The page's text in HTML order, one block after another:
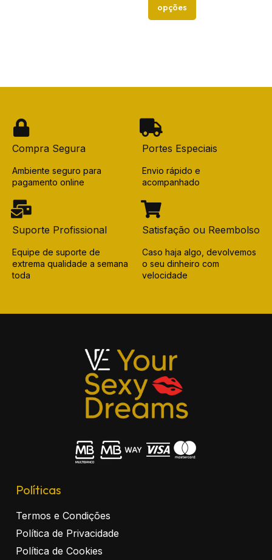
opções
Compra Segura
Ambiente seguro para
pagamento online
Portes Especiais
Envio rápido e
acompanhado
Suporte Profissional
Equipe de suporte de
extrema qualidade a semana
toda
Satisfação ou Reembolso
Caso haja algo, devolvemos
o seu dinheiro com
velocidade
Políticas
Termos e Condições
Política de Privacidade
Política de Cookies